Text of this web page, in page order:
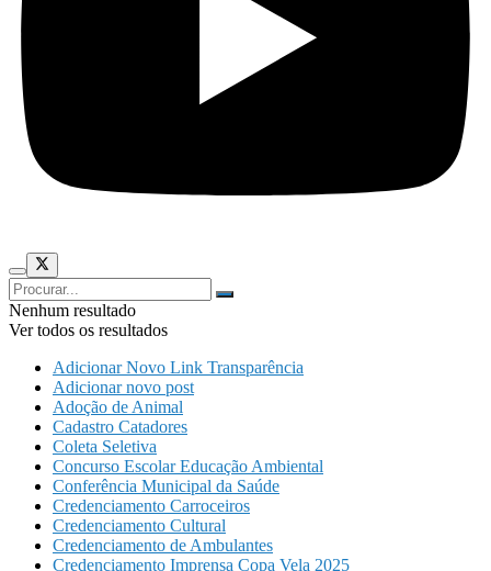
Nenhum resultado
Ver todos os resultados
Adicionar Novo Link Transparência
Adicionar novo post
Adoção de Animal
Cadastro Catadores
Coleta Seletiva
Concurso Escolar Educação Ambiental
Conferência Municipal da Saúde
Credenciamento Carroceiros
Credenciamento Cultural
Credenciamento de Ambulantes
Credenciamento Imprensa Copa Vela 2025